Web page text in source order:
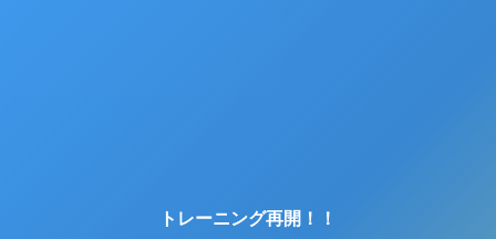
トレーニング再開！！